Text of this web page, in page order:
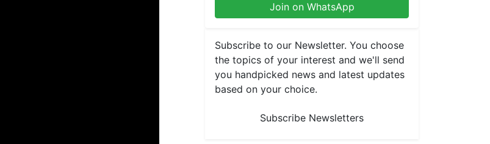
Join on WhatsApp
Subscribe to our Newsletter. You choose
the topics of your interest and we'll send
you handpicked news and latest updates
based on your choice.
Subscribe Newsletters